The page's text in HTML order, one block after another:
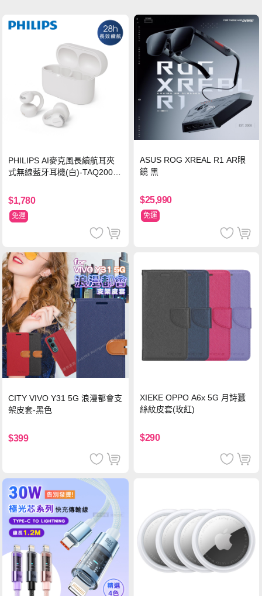
PHILIPS AI麥克風長續航耳夾
式無線藍牙耳機(白)-TAQ2000
$1,780
免運
ASUS ROG XREAL R1 AR眼
鏡 黑
$25,990
免運
CITY VIVO Y31 5G 浪漫都會支
架皮套-黑色
$399
XIEKE OPPO A6x 5G 月詩蠶
絲紋皮套(玫紅)
$290